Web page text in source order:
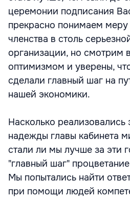
церемонии подписания
прекрасно понимаем меру
членства в столь
организации, но смотрим
оптимизмом и уверены,
сделали главный шаг на
нашей экономики.
Насколько реализовались
надежды главы кабинета
стали ли мы лучше за эти
"главный шаг"
Мы попытались найти
при помощи людей